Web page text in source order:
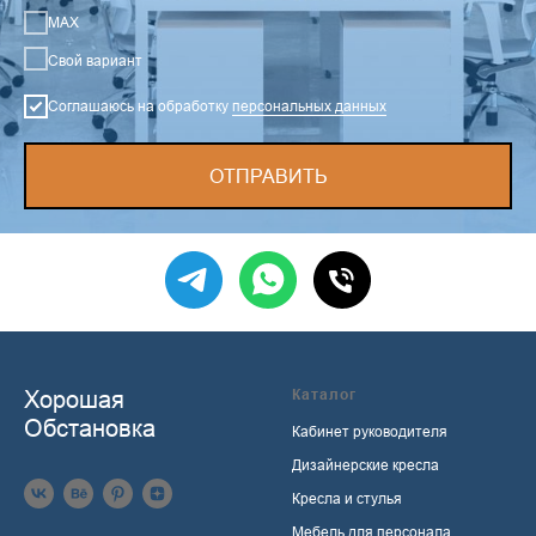
MAX
Свой вариант
Соглашаюсь на обработку персональных данных
ОТПРАВИТЬ
Хорошая
Обстановка
Каталог
Кабинет руководителя
Дизайнерские кресла
Кресла и стулья
Мебель для персонала